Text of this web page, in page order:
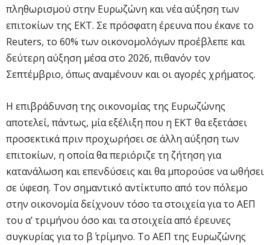
πληθωρισμού στην Ευρωζώνη και νέα αύξηση των
επιτοκίων της ΕΚΤ. Σε πρόσφατη έρευνα που έκανε το
Reuters, το 60% των οικονομολόγων προέβλεπε και
δεύτερη αύξηση μέσα στο 2026, πιθανόν τον
Σεπτέμβριο, όπως αναμένουν και οι αγορές χρήματος.
Η επιβράδυνση της οικονομίας της Ευρωζώνης
αποτελεί, πάντως, μία εξέλιξη που η ΕΚΤ θα εξετάσει
προσεκτικά πριν προχωρήσει σε άλλη αύξηση των
επιτοκίων, η οποία θα περιόριζε τη ζήτηση για
κατανάλωση και επενδύσεις και θα μπορούσε να ωθήσει
σε ύφεση. Τον σημαντικό αντίκτυπο από τον πόλεμο
στην οικονομία δείχνουν τόσο τα στοιχεία για το ΑΕΠ
του α’ τριμήνου όσο και τα στοιχεία από έρευνες
συγκυρίας για το β΄ τρίμηνο. Το ΑΕΠ της Ευρωζώνης